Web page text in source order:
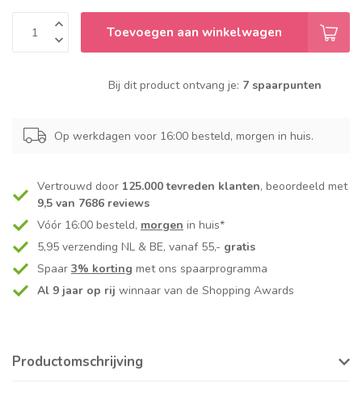
Toevoegen aan winkelwagen
Bij dit product ontvang je: 7 spaarpunten
Op werkdagen voor 16:00 besteld, morgen in huis.
Vertrouwd door 125.000 tevreden klanten, beoordeeld met
9,5 van 7686 reviews
Vóór 16:00 besteld, morgen in huis*
5,95 verzending NL & BE, vanaf 55,- gratis
Spaar 3% korting met ons spaarprogramma
Al 9 jaar op rij winnaar van de Shopping Awards
Productomschrijving